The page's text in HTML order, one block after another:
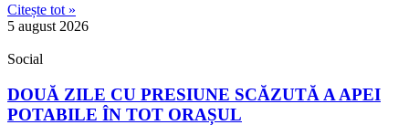
Citește tot »
5 august 2026
Social
DOUĂ ZILE CU PRESIUNE SCĂZUTĂ A APEI
POTABILE ÎN TOT ORAȘUL